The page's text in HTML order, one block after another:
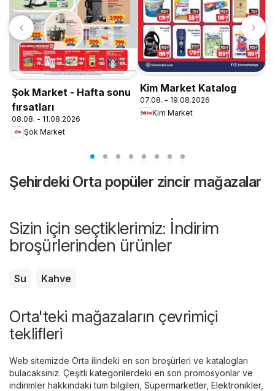
Şok Market - Hafta sonu
fırsatları
08.08. - 11.08.2026
Şok Market
Kim Market Katalog
07.08. - 19.08.2026
Kim Market
Şehirdeki Orta popüler zincir mağazalar
Sizin için seçtiklerimiz: İndirim
broşürlerinden ürünler
Su Kahve
Orta'teki mağazaların çevrimiçi
teklifleri
Web sitemizde Orta ilindeki en son broşürleri ve katalogları
bulacaksınız. Çeşitli kategorilerdeki en son promosyonlar ve
indirimler hakkındaki tüm bilgileri, Süpermarketler, Elektronikler,